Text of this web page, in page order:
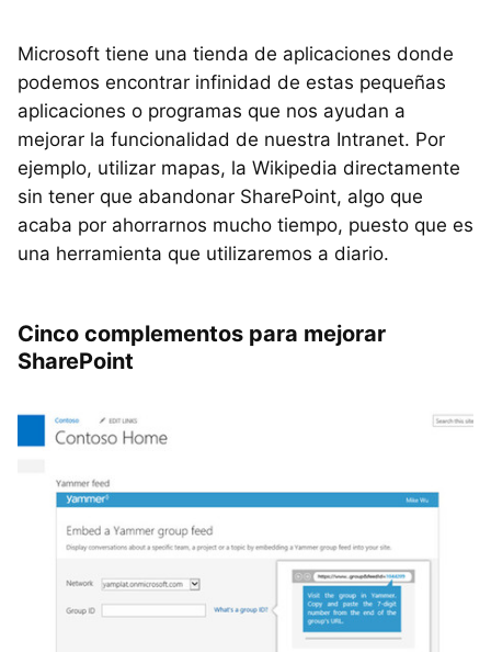
Microsoft tiene una tienda de aplicaciones donde
podemos encontrar infinidad de estas pequeñas
aplicaciones o programas que nos ayudan a
mejorar la funcionalidad de nuestra Intranet. Por
ejemplo, utilizar mapas, la Wikipedia directamente
sin tener que abandonar SharePoint, algo que
acaba por ahorrarnos mucho tiempo, puesto que es
una herramienta que utilizaremos a diario.
Cinco complementos para mejorar
SharePoint